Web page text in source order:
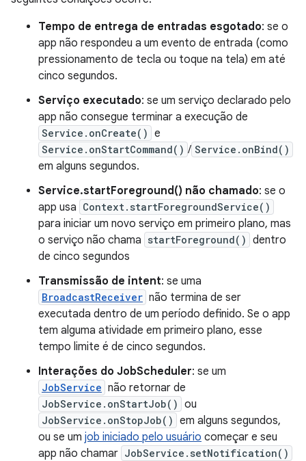
Tempo de entrega de entradas esgotado: se o
app não respondeu a um evento de entrada (como
pressionamento de tecla ou toque na tela) em até
cinco segundos.
Serviço executado: se um serviço declarado pelo
app não consegue terminar a execução de
Service.onCreate() e
Service.onStartCommand() / Service.onBind()
em alguns segundos.
Service.startForeground() não chamado: se o
app usa Context.startForegroundService()
para iniciar um novo serviço em primeiro plano, mas
o serviço não chama startForeground() dentro
de cinco segundos
Transmissão de intent: se uma
BroadcastReceiver não termina de ser
executada dentro de um período definido. Se o app
tem alguma atividade em primeiro plano, esse
tempo limite é de cinco segundos.
Interações do JobScheduler: se um
JobService não retornar de
JobService.onStartJob() ou
JobService.onStopJob() em alguns segundos,
ou se um job iniciado pelo usuário começar e seu
app não chamar JobService.setNotification()